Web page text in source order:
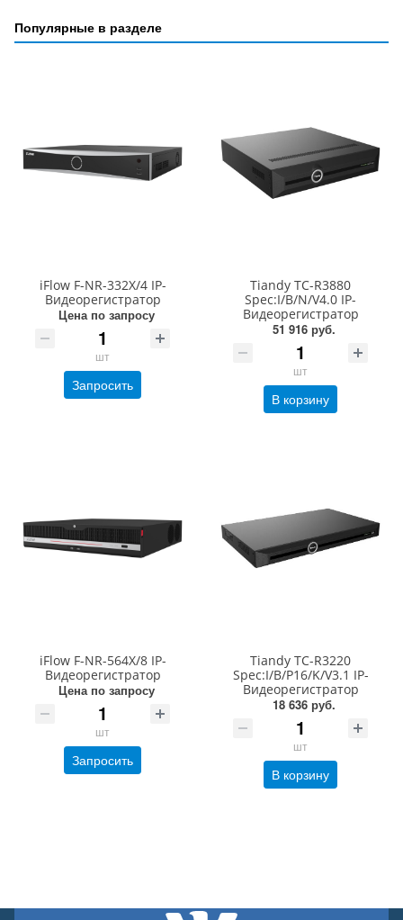
Популярные в разделе
iFlow F-NR-332X/4 IP-
Видеорегистратор
Цена по запросу
шт
Запросить
Tiandy TC-R3880
Spec:I/B/N/V4.0 IP-
Видеорегистратор
51 916 руб.
шт
В корзину
iFlow F-NR-564X/8 IP-
Видеорегистратор
Цена по запросу
шт
Запросить
Tiandy TC-R3220
Spec:I/B/P16/K/V3.1 IP-
Видеорегистратор
18 636 руб.
шт
В корзину